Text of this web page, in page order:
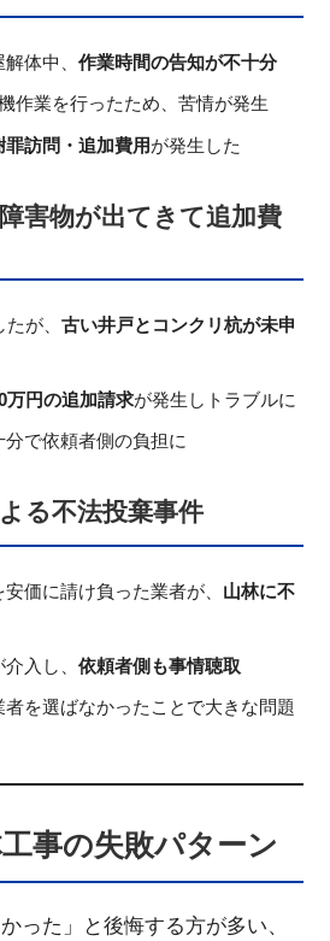
解体中、作業時間の告知が不十分
作業を行ったため、苦情が発生
訪問・追加費用が発生した
害物が出てきて追加費
たが、古い井戸とコンクリ杭が未申
万円の追加請求が発生しトラブルに
で依頼者側の負担に
る不法投棄事件
価に請け負った業者が、 山林に不
介入し、依頼者側も事情聴取
を選ばなかったことで大きな問題
事の失敗パターン
った」と後悔する方が多い、